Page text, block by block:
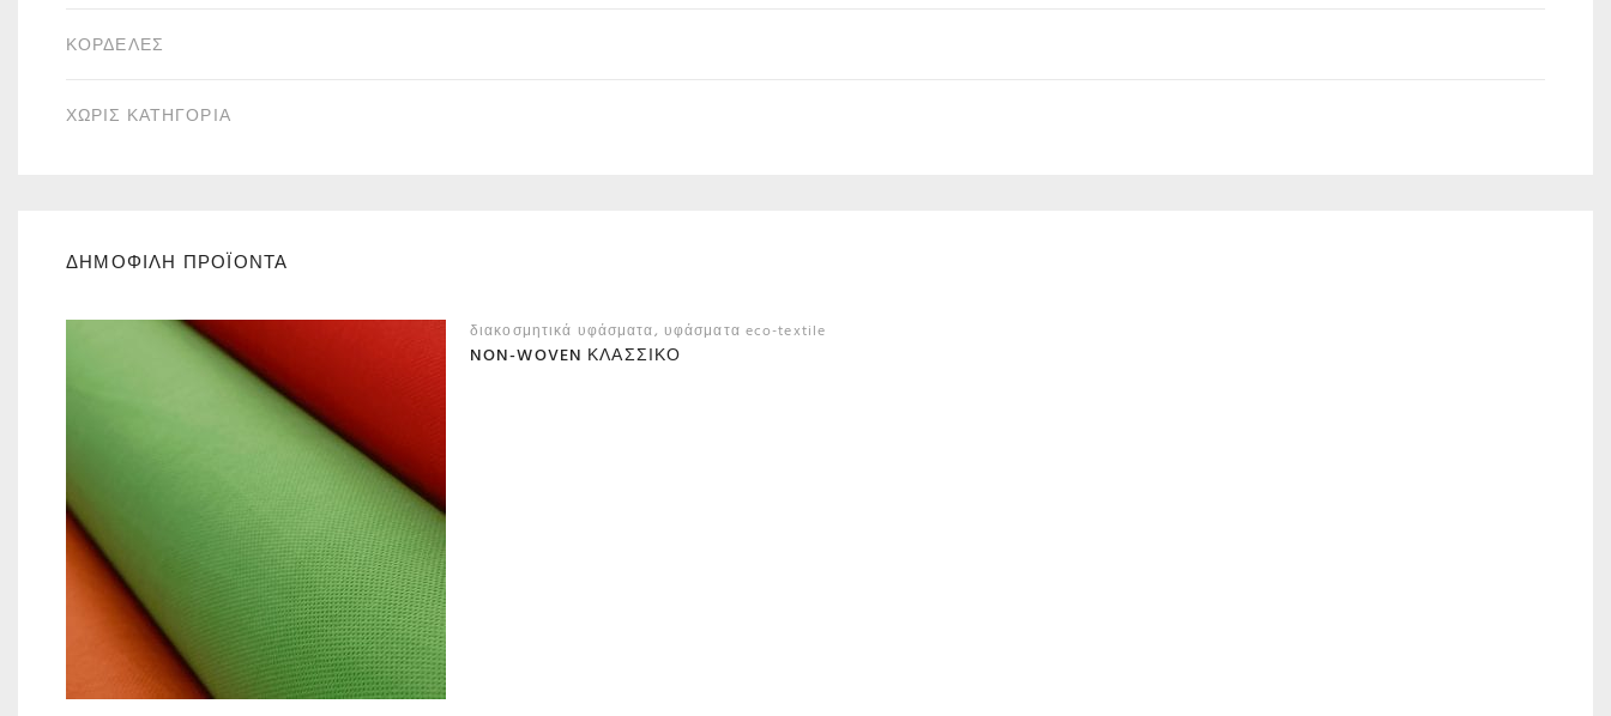
ΚΟΡΔΈΛΕΣ
ΧΩΡΙΣ ΚΑΤΗΓΟΡΙΑ
ΔΗΜΟΦΙΛΗ ΠΡΟΪΟΝΤΑ
διακοσμητικά υφάσματα, υφάσματα eco-textile
NON-WOVEN ΚΛΑΣΣΙΚΌ